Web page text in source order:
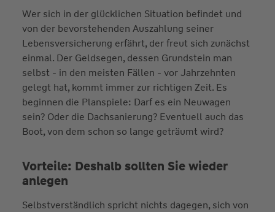
Wer sich in der glücklichen Situation befindet und
von der bevorstehenden Auszahlung seiner
Lebensversicherung erfährt, der freut sich zunächst
einmal. Der Geldsegen, dessen Grundstein man
selbst - in den meisten Fällen - vor Jahrzehnten
gelegt hat, kommt immer zur richtigen Zeit. Es
beginnen die Planspiele: Darf es ein Neuwagen
sein? Oder die Dachsanierung? Eventuell auch das
Boot, von dem schon so lange geträumt wird?
Vorteile: Deshalb sollten Sie wieder
anlegen
Selbstverständlich spricht nichts dagegen, sich von